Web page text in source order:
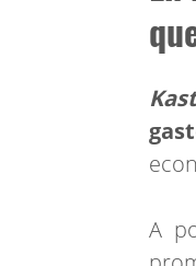
Kast
A